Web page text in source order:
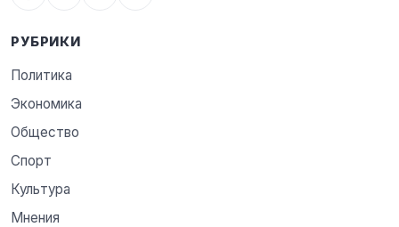
РУБРИКИ
Политика
Экономика
Общество
Спорт
Культура
Мнения